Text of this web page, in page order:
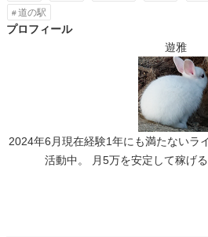
道の駅
プロフィール
遊雅
2024年6月現在経験1年にも満たないラ
活動中。 月5万を安定して稼げ